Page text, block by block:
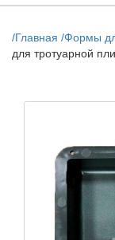
/Главная /Формы
для тротуарной